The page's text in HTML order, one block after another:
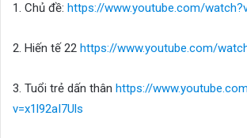
1. Chủ đề: https://www.youtube.com/
2. Hiến tế 22 https://www.youtube.com/
3. Tuổi trẻ dấn thân https://
v=x1l92aI7Uls